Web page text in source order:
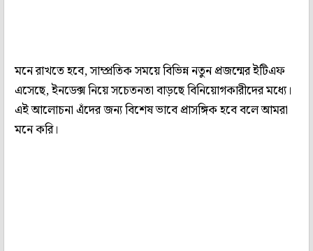
মনে রাখতে হবে, সাম্প্রতিক সময়ে বিভিন্ন নতুন প্রজন্মের ইটিএফ
এসেছে, ইনডেক্স নিয়ে সচেতনতা বাড়ছে বিনিয়োগকারীদের মধ্যে।
এই আলোচনা এঁদের জন্য বিশেষ ভাবে প্রাসঙ্গিক হবে বলে আমরা
মনে করি।